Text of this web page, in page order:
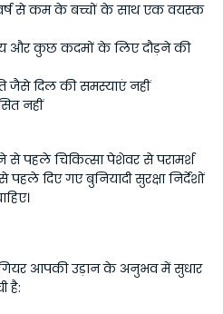
से कम के बच्चों के साथ एक वयस्क
और कुछ कदमों के लिए दौड़ने की
जैसे दिल की समस्याएं नहीं
नहीं
से पहले चिकित्सा पेशेवर से परामर्श
दिए गए बुनियादी सुरक्षा निर्देशों
आपकी उड़ान के अनुभव में सुधार
है: